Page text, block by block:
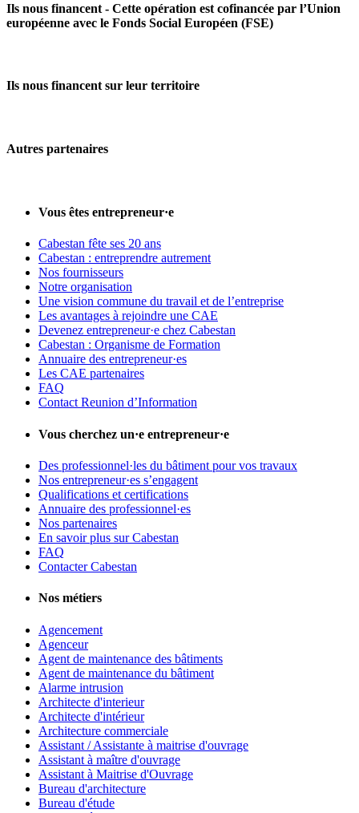
Ils nous financent - Cette opération est cofinancée par l’Union
européenne avec le Fonds Social Européen (FSE)
Ils nous financent sur leur territoire
Autres partenaires
Vous êtes entrepreneur·e
Cabestan fête ses 20 ans
Cabestan : entreprendre autrement
Nos fournisseurs
Notre organisation
Une vision commune du travail et de l’entreprise
Les avantages à rejoindre une CAE
Devenez entrepreneur·e chez Cabestan
Cabestan : Organisme de Formation
Annuaire des entrepreneur·es
Les CAE partenaires
FAQ
Contact Reunion d’Information
Vous cherchez un·e entrepreneur·e
Des professionnel·les du bâtiment pour vos travaux
Nos entrepreneur·es s’engagent
Qualifications et certifications
Annuaire des professionnel·es
Nos partenaires
En savoir plus sur Cabestan
FAQ
Contacter Cabestan
Nos métiers
Agencement
Agenceur
Agent de maintenance des bâtiments
Agent de maintenance du bâtiment
Alarme intrusion
Architecte d'interieur
Architecte d'intérieur
Architecture commerciale
Assistant / Assistante à maitrise d'ouvrage
Assistant à maître d'ouvrage
Assistant à Maitrise d'Ouvrage
Bureau d'architecture
Bureau d'étude